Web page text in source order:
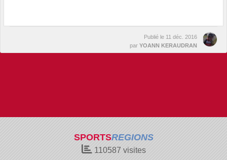
Publié le 11 déc. 2016
par YOANN KERAUDRAN
SPORTSREGIONS
110587 visites